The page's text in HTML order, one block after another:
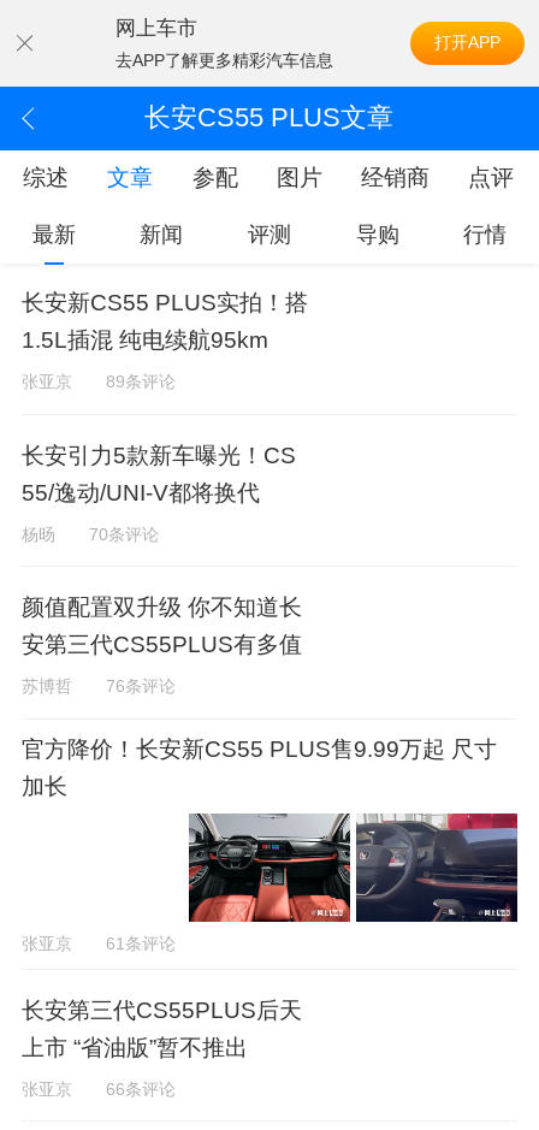
网上车市
去APP了解更多精彩汽车信息
打开APP
长安CS55 PLUS文章
综述 文章 参配 图片 经销商 点评
最新 新闻 评测 导购 行情
长安新CS55 PLUS实拍！搭
1.5L插混 纯电续航95km
张亚京 89条评论
长安引力5款新车曝光！CS
55/逸动/UNI-V都将换代
杨旸 70条评论
颜值配置双升级 你不知道长
安第三代CS55PLUS有多值
苏博哲 76条评论
官方降价！长安新CS55 PLUS售9.99万起 尺寸
加长
张亚京 61条评论
长安第三代CS55PLUS后天
上市 “省油版”暂不推出
张亚京 66条评论